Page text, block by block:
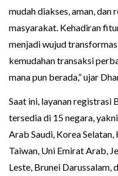
mudah diakses, aman, dan
masyarakat. Kehadiran
menjadi wujud
kemudahan transaksi
mana pun berada,” ujar
Saat ini, layanan registrasi
tersedia di 15 negara,
Arab Saudi, Korea
Taiwan, Uni Emirat Arab,
Leste, Brunei Darussalam,